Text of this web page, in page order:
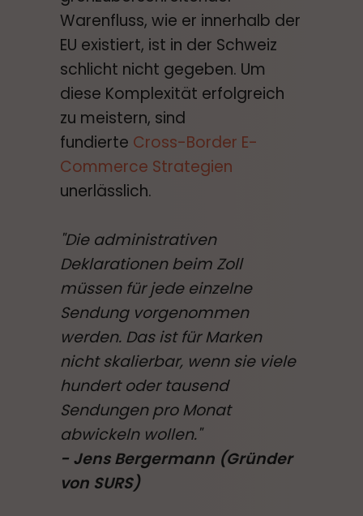
Warenfluss, wie er innerhalb der
EU existiert, ist in der Schweiz
schlicht nicht gegeben. Um
diese Komplexität erfolgreich
zu meistern, sind
fundierte Cross-Border E-
Commerce Strategien
unerlässlich.
"Die administrativen
Deklarationen beim Zoll
müssen für jede einzelne
Sendung vorgenommen
werden. Das ist für Marken
nicht skalierbar, wenn sie viele
hundert oder tausend
Sendungen pro Monat
abwickeln wollen."
- Jens Bergermann (Gründer
von SURS)